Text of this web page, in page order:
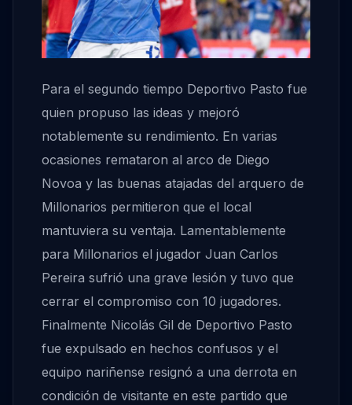
Para el segundo tiempo Deportivo Pasto fue
quien propuso las ideas y mejoró
notablemente su rendimiento. En varias
ocasiones remataron al arco de Diego
Novoa y las buenas atajadas del arquero de
Millonarios permitieron que el local
mantuviera su ventaja. Lamentablemente
para Millonarios el jugador Juan Carlos
Pereira sufrió una grave lesión y tuvo que
cerrar el compromiso con 10 jugadores.
Finalmente Nicolás Gil de Deportivo Pasto
fue expulsado en hechos confusos y el
equipo nariñense resignó a una derrota en
condición de visitante en este partido que